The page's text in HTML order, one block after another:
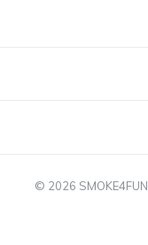
© 2026 SMOKE4FUN